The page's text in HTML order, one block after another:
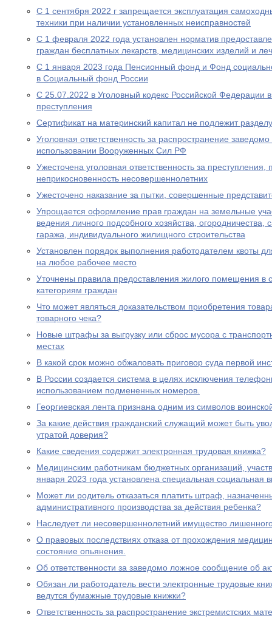
С 1 сентября 2022 г запрещается эксплуатация
техники при наличии установленных неисправностей
С 1 февраля 2022 года установлен норматив
граждан бесплатных лекарств, медицинских изделий и
С 1 января 2023 года Пенсионный фонд и Фонд
в Социальный фонд России
С 25.07.2022 в Уголовный кодекс Российской Федерации
преступления
Сертификат на материнский капитал не подлежит
Уголовная ответственность за распространение
использовании Вооруженных Сил РФ
Ужесточена уголовная ответственность за
неприкосновенность несовершеннолетних
Ужесточено наказание за пытки, совершенные
Упрощается оформление прав граждан на земельные
ведения личного подсобного хозяйства, огородничества,
гаража, индивидуального жилищного строительства
Установлен порядок выполнения работодателем квоты
на любое рабочее место
Уточнены правила предоставления жилого помещения в
категориям граждан
Что может являться доказательством приобретения
товарного чека?
Новые штрафы за выгрузку или сброс мусора с
местах
В какой срок можно обжаловать приговор суда первой
В России создается система в целях исключения
использованием подмененных номеров.
Георгиевская лента признана одним из символов
За какие действия гражданский служащий может быть
утратой доверия?
Какие сведения содержит электронная трудовая книжка?
Медицинским работникам бюджетных организаций,
января 2023 года установлена специальная социальная
Может ли родитель отказаться платить штраф,
административного производства за действия ребенка?
Наследует ли несовершеннолетний имущество
О правовых последствиях отказа от прохождения
состояние опьянения.
Об ответственности за заведомо ложное сообщение об
Обязан ли работодатель вести электронные трудовые
ведутся бумажные трудовые книжки?
Ответственность за распространение экстремистских